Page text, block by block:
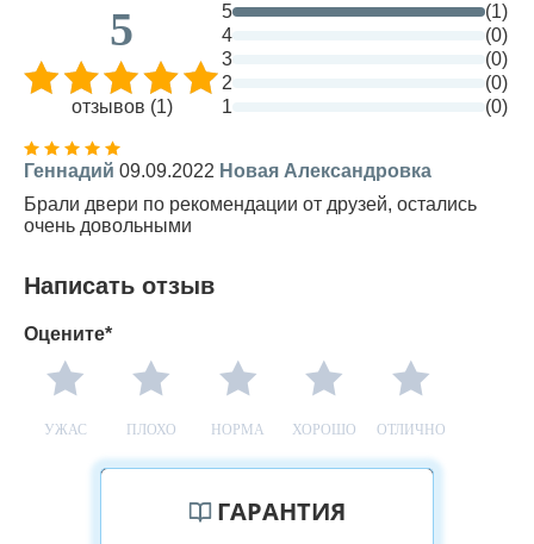
5
отзывов (1)
5
(1)
4
(0)
3
(0)
2
(0)
1
(0)
Геннадий 09.09.2022 Новая Александровка
Брали двери по рекомендации от друзей, остались
очень довольными
Написать отзыв
Оцените*
УЖАС ПЛОХО НОРМА ХОРОШО ОТЛИЧНО
ГАРАНТИЯ